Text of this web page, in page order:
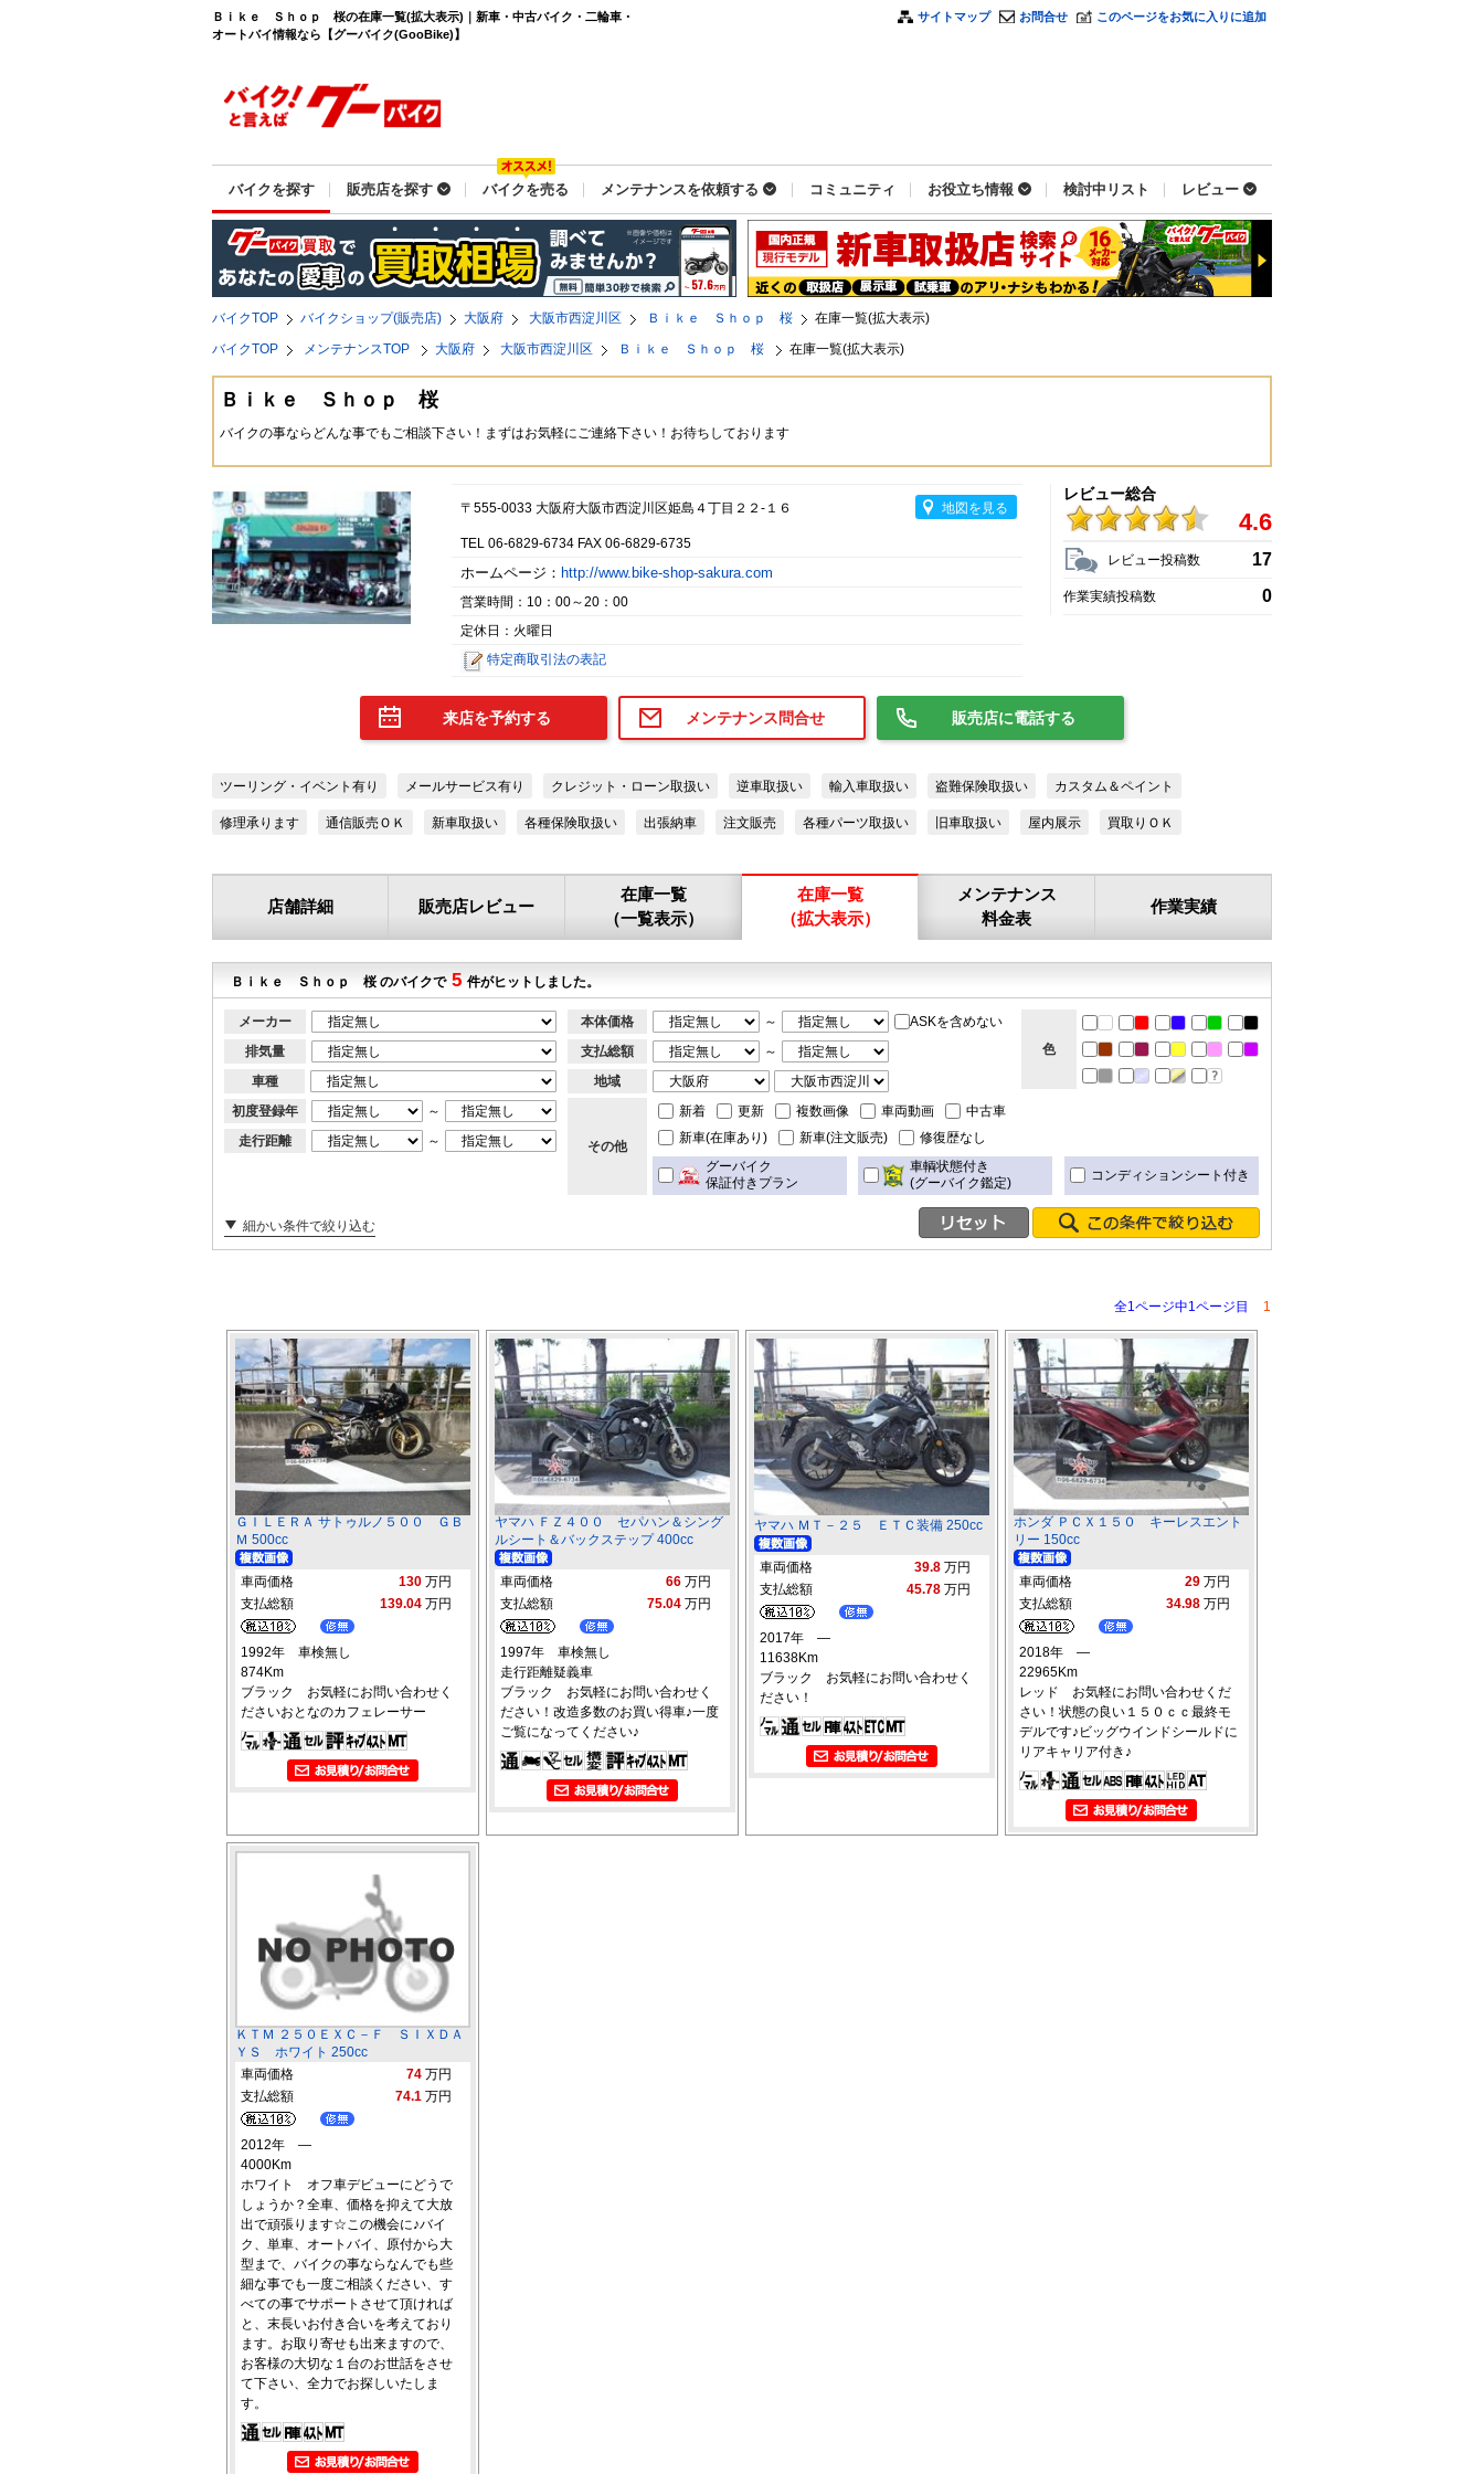
Ｂｉｋｅ Ｓｈｏｐ 桜の在庫一覧(拡大表示)｜新車・中古バイク・二輪車・
オートバイ情報なら【グーバイク(GooBike)】
サイトマップ お問合せ このページをお気に入りに追加
バイクを探す 販売店を探す バイクを売る メンテナンスを依頼する コミュニティ お役立ち情報 検討中リスト レビュー
バイクTOP バイクショップ(販売店) 大阪府 大阪市西淀川区 Ｂｉｋｅ Ｓｈｏｐ 桜
在庫一覧(拡大表示)
バイクTOP
メンテナンスTOP 大阪府 大阪市西淀川区 Ｂｉｋｅ Ｓｈｏｐ 桜 在庫一覧(拡大表示)
Ｂｉｋｅ Ｓｈｏｐ 桜
バイクの事ならどんな事でもご相談下さい！まずはお気軽にご連絡下さい！お待ちしております
〒555-0033 大阪府大阪市西淀川区姫島４丁目２２-１６ 地図を見る
TEL 06-6829-6734 FAX 06-6829-6735
ホームページ： http://www.bike-shop-sakura.com
営業時間：10：00～20：00
定休日：火曜日
特定商取引法の表記
レビュー総合
4.6
レビュー投稿数 17
作業実績投稿数 0
来店を予約する メンテナンス問合せ 販売店に電話する
ツーリング・イベント有り メールサービス有り クレジット・ローン取扱い 逆車取扱い 輸入車取扱い 盗難保険取扱い カスタム＆ペイント
修理承ります 通信販売ＯＫ 新車取扱い 各種保険取扱い 出張納車 注文販売 各種パーツ取扱い 旧車取扱い 屋内展示 買取りＯＫ
店舗詳細 販売店レビュー
在庫一覧
（一覧表示）
在庫一覧
（拡大表示）
メンテナンス
料金表
作業実績
Ｂｉｋｅ Ｓｈｏｐ 桜 のバイクで 5 件がヒットしました。
メーカー
排気量
車種
初度登録年
～
走行距離
～
本体価格 ～
ASKを含めない
支払総額
～
地域
色
その他
新着 更新 複数画像 車両動画
中古車
新車(在庫あり)
新車(注文販売)
修復歴なし
グーバイク
保証付きプラン
車輌状態付き
(グーバイク鑑定)
コンディションシート付き
細かい条件で絞り込む
全1ページ中1ページ目 1
ＧＩＬＥＲＡ サトゥルノ５００ ＧＢ
Ｍ 500cc
車両価格 130 万円
支払総額
139.04 万円
1992年 車検無し
874Km
ブラック お気軽にお問い合わせく
ださいおとなのカフェレーサー
ヤマハ ＦＺ４００ セパハン＆シング
ルシート＆バックステップ 400cc
車両価格 66 万円
支払総額
75.04 万円
1997年 車検無し
走行距離疑義車
ブラック お気軽にお問い合わせく
ださい！改造多数のお買い得車♪一度
ご覧になってください♪
ヤマハ ＭＴ－２５ ＥＴＣ装備 250cc
車両価格 39.8 万円
支払総額
45.78 万円
2017年 ―
11638Km
ブラック お気軽にお問い合わせく
ださい！
ホンダ ＰＣＸ１５０ キーレスエント
リー 150cc
車両価格 29 万円
支払総額
34.98 万円
2018年 ―
22965Km
レッド お気軽にお問い合わせくだ
さい！状態の良い１５０ｃｃ最終モ
デルです♪ビッグウインドシールドに
リアキャリア付き♪
ＫＴＭ ２５０ＥＸＣ－Ｆ ＳＩＸＤＡ
ＹＳ ホワイト 250cc
車両価格
74 万円
支払総額
74.1 万円
2012年 ―
4000Km
ホワイト オフ車デビューにどうで
しょうか？全車、価格を抑えて大放
出で頑張ります☆この機会に♪バイ
ク、単車、オートバイ、原付から大
型まで、バイクの事ならなんでも些
細な事でも一度ご相談ください、す
べての事でサポートさせて頂ければ
と、末長いお付き合いを考えており
ます。お取り寄せも出来ますので、
お客様の大切な１台のお世話をさせ
て下さい、全力でお探しいたしま
す。